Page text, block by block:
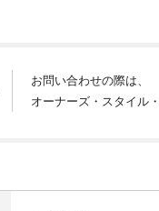
お問い合わせの際は、
オーナーズ・スタイル